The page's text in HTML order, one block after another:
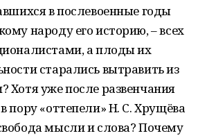
в послевоенные годы
народу его историю, – всех
а плоды их
старались вытравить из
Хотя уже после развенчания
пору «оттепели» Н. С. Хрущёва
мысли и слова? Почему